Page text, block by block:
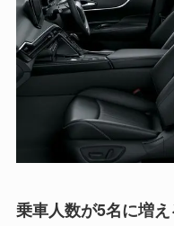
乗車人数が5名に増